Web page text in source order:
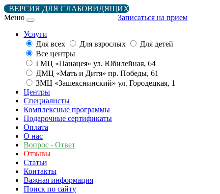
ВЕРСИЯ ДЛЯ СЛАБОВИДЯЩИХ
Записаться на прием
Меню
Услуги
Для всех
Для взрослых
Для детей
Все центры
ГМЦ «Панацея» ул. Юбилейная, 64
ДМЦ «Мать и Дитя» пр. Победы, 61
ЗМЦ «Зашекснинский» ул. Городецкая, 1
Центры
Специалисты
Комплексные программы
Подарочные сертификаты
Оплата
О нас
Вопрос - Ответ
Отзывы
Статьи
Контакты
Важная информация
Поиск по сайту